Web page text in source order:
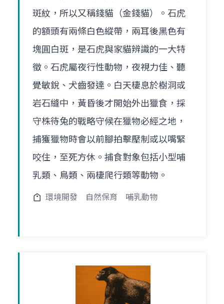
斑紋，所以又稱錢貓（金錢貓）。石虎
的額頭有兩條白色縱帶，兩耳後黑色有
塊圓白斑，是石虎與家貓辨識的一大特
徵。石虎屬夜行性動物，夜視力佳、聽
覺敏銳、犬齒發達。白天棲息於樹洞或
岩石縫中，黃昏後才開始外出獵食，採
守株待兔的戰略守候在獵物必經之地，
捕獲獵物時會以前腳拍擊壓制或以嘴緊
咬住，至死方休。捕食對象包括小型哺
乳類、鳥類、兩棲爬行類等動物。
環境開發 自然保育 哺乳動物